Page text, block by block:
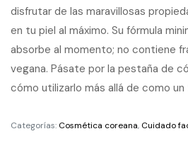
disfrutar de las maravillosas
en tu piel al máximo. Su fórmula
absorbe al momento; no contiene
vegana. Pásate por la pestaña de
cómo utilizarlo más allá de como
Categorías: Cosmética coreana, Cuidado